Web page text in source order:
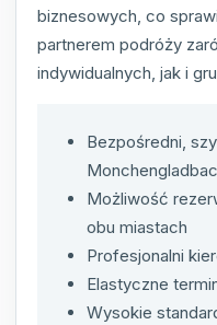
biznesowych, co
partnerem podróży
indywidualnych, jak i
Bezpośredni,
Możliwość
obu miastach
Profesjonalni
Elastyczne
Wysokie